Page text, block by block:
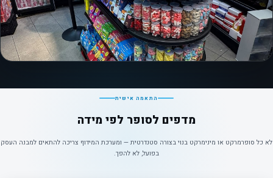
התאמה אישית
מדפים לסופר לפי מידה
לא כל סופרמרקט או מינימרקט בנוי בצורה סטנדרטית — ומערכת המידוף צריכה להתאים למבנה העסק
בפועל, לא להפך.